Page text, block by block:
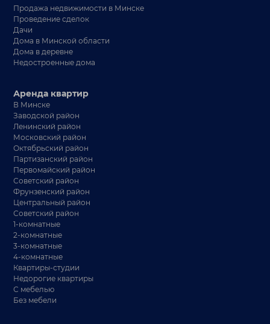
Продажа недвижимости в Минске
Проведение сделок
Дачи
Дома в Минской области
Дома в деревне
Недостроенные дома
Аренда квартир
В Минске
Заводской район
Ленинский район
Московский район
Октябрьский район
Партизанский район
Первомайский район
Советский район
Фрунзенский район
Центральный район
Советский район
1-комнатные
2-комнатные
3-комнатные
4-комнатные
Квартиры-студии
Недорогие квартиры
С мебелью
Без мебели